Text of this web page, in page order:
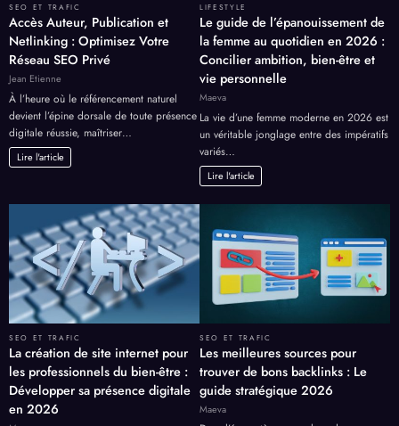
SEO ET TRAFIC
Accès Auteur, Publication et
Netlinking : Optimisez Votre
Réseau SEO Privé
Jean Etienne
À l’heure où le référencement naturel
devient l’épine dorsale de toute présence
digitale réussie, maîtriser…
Lire l'article
LIFESTYLE
Le guide de l’épanouissement de
la femme au quotidien en 2026 :
Concilier ambition, bien-être et
vie personnelle
Maeva
La vie d’une femme moderne en 2026 est
un véritable jonglage entre des impératifs
variés…
Lire l'article
SEO ET TRAFIC
La création de site internet pour
les professionnels du bien-être :
Développer sa présence digitale
en 2026
SEO ET TRAFIC
Les meilleures sources pour
trouver de bons backlinks : Le
guide stratégique 2026
Maeva